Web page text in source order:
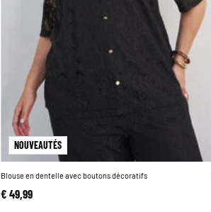
NOUVEAUTÉS
Blouse en dentelle avec boutons décoratifs
€ 49,99